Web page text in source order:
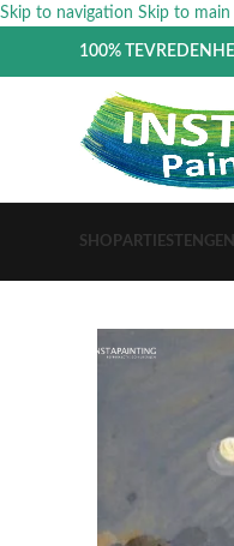
Skip to navigation Skip to
100%
SHOPARTIESTEN